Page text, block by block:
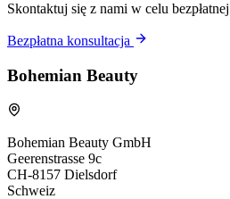
Skontaktuj się z nami w celu
Bezpłatna konsultacja
Bohemian Beauty
Bohemian Beauty GmbH
Geerenstrasse 9c
CH-8157 Dielsdorf
Schweiz